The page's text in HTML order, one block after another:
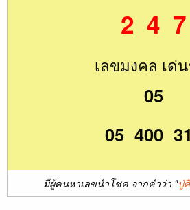
2 4 7
เลขมงคล เด่
05
05 400
มีผู้คนหาเลขนำโชค จากคำว่า "ปู่